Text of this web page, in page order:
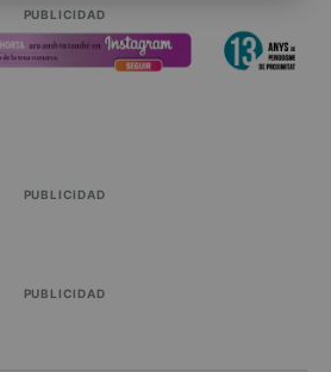
PUBLICIDAD
PUBLICIDAD
PUBLICIDAD